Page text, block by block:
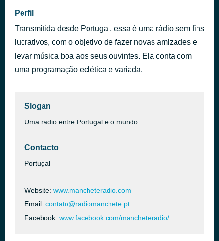
Vem Sentir Meu Corpo
há 1 hora
Perfil
Transmitida desde Portugal, essa é uma rádio sem fins
lucrativos, com o objetivo de fazer novas amizades e
levar música boa aos seus ouvintes. Ela conta com
uma programação eclética e variada.
Slogan
Uma radio entre Portugal e o mundo
Contacto
Portugal
Website: www.mancheteradio.com
Email: contato@radiomanchete.pt
Facebook: www.facebook.com/mancheteradio/